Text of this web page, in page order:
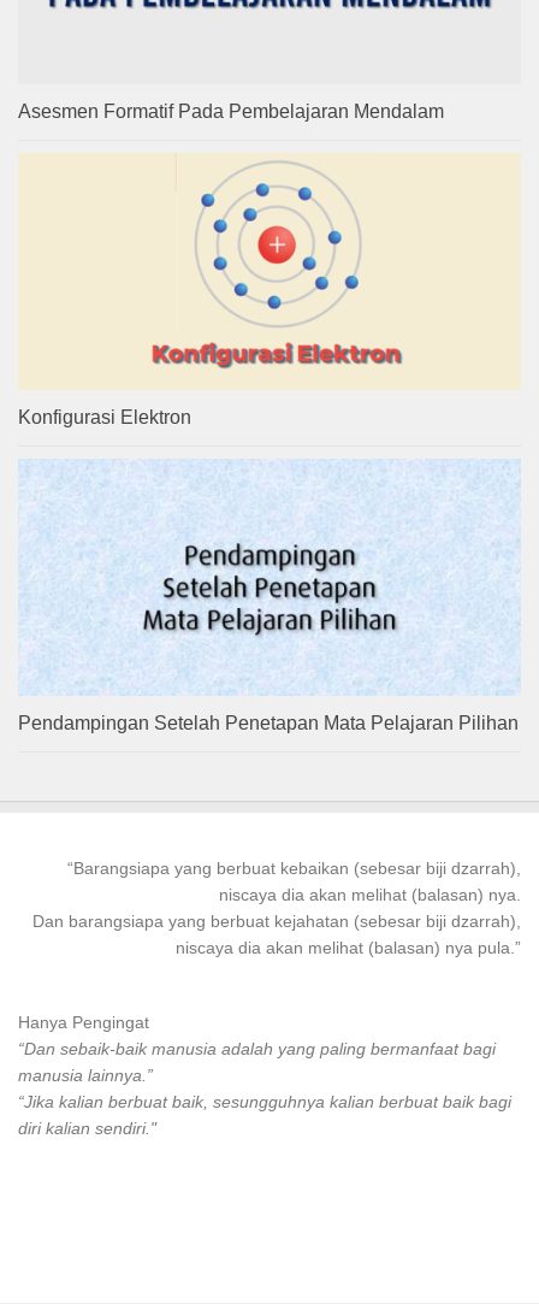
Asesmen Formatif Pada Pembelajaran Mendalam
Konfigurasi Elektron
Pendampingan Setelah Penetapan Mata Pelajaran Pilihan
“Barangsiapa yang berbuat kebaikan (sebesar biji dzarrah),
niscaya dia akan melihat (balasan) nya.
Dan barangsiapa yang berbuat kejahatan (sebesar biji dzarrah),
niscaya dia akan melihat (balasan) nya pula.”
Hanya Pengingat
“Dan sebaik-baik manusia adalah yang paling bermanfaat bagi
manusia lainnya.”
“Jika kalian berbuat baik, sesungguhnya kalian berbuat baik bagi
diri kalian sendiri."